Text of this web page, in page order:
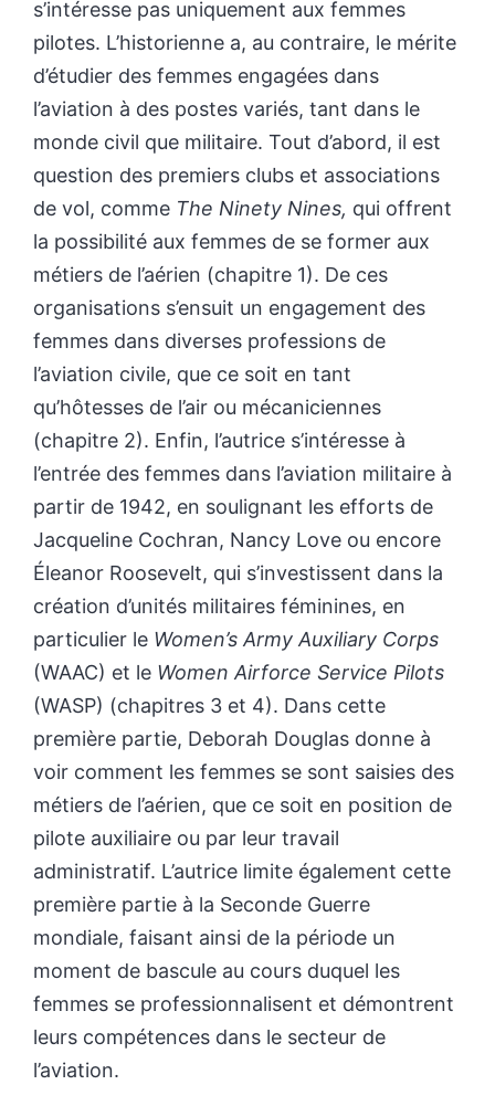
s’intéresse pas uniquement aux femmes
pilotes. L’historienne a, au contraire, le mérite
d’étudier des femmes engagées dans
l’aviation à des postes variés, tant dans le
monde civil que militaire. Tout d’abord, il est
question des premiers clubs et associations
de vol, comme The Ninety Nines, qui offrent
la possibilité aux femmes de se former aux
métiers de l’aérien (chapitre 1). De ces
organisations s’ensuit un engagement des
femmes dans diverses professions de
l’aviation civile, que ce soit en tant
qu’hôtesses de l’air ou mécaniciennes
(chapitre 2). Enfin, l’autrice s’intéresse à
l’entrée des femmes dans l’aviation militaire à
partir de 1942, en soulignant les efforts de
Jacqueline Cochran, Nancy Love ou encore
Éleanor Roosevelt, qui s’investissent dans la
création d’unités militaires féminines, en
particulier le Women’s Army Auxiliary Corps
(WAAC) et le Women Airforce Service Pilots
(WASP) (chapitres 3 et 4). Dans cette
première partie, Deborah Douglas donne à
voir comment les femmes se sont saisies des
métiers de l’aérien, que ce soit en position de
pilote auxiliaire ou par leur travail
administratif. L’autrice limite également cette
première partie à la Seconde Guerre
mondiale, faisant ainsi de la période un
moment de bascule au cours duquel les
femmes se professionnalisent et démontrent
leurs compétences dans le secteur de
l’aviation.